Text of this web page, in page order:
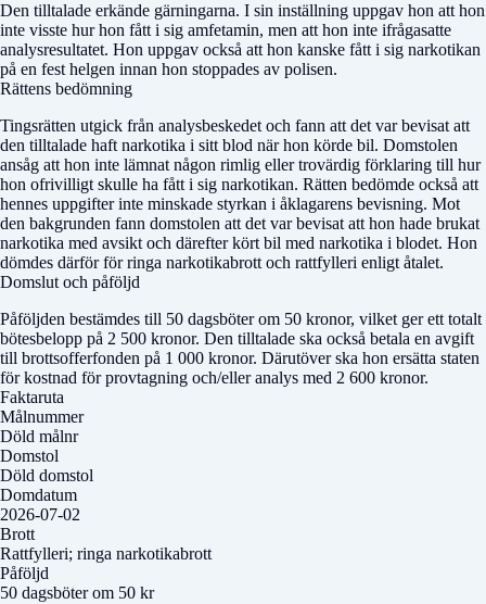
Den tilltalade erkände gärningarna. I sin inställning uppgav hon att hon
inte visste hur hon fått i sig amfetamin, men att hon inte ifrågasatte
analysresultatet. Hon uppgav också att hon kanske fått i sig narkotikan
på en fest helgen innan hon stoppades av polisen.
Rättens bedömning
Tingsrätten utgick från analysbeskedet och fann att det var bevisat att
den tilltalade haft narkotika i sitt blod när hon körde bil. Domstolen
ansåg att hon inte lämnat någon rimlig eller trovärdig förklaring till hur
hon ofrivilligt skulle ha fått i sig narkotikan. Rätten bedömde också att
hennes uppgifter inte minskade styrkan i åklagarens bevisning. Mot
den bakgrunden fann domstolen att det var bevisat att hon hade brukat
narkotika med avsikt och därefter kört bil med narkotika i blodet. Hon
dömdes därför för ringa narkotikabrott och rattfylleri enligt åtalet.
Domslut och påföljd
Påföljden bestämdes till 50 dagsböter om 50 kronor, vilket ger ett totalt
bötesbelopp på 2 500 kronor. Den tilltalade ska också betala en avgift
till brottsofferfonden på 1 000 kronor. Därutöver ska hon ersätta staten
för kostnad för provtagning och/eller analys med 2 600 kronor.
Faktaruta
Målnummer
Döld målnr
Domstol
Döld domstol
Domdatum
2026-07-02
Brott
Rattfylleri; ringa narkotikabrott
Påföljd
50 dagsböter om 50 kr